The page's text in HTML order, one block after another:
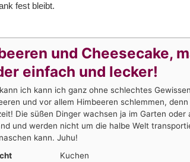
fest bleibt.
und Cheesecake,
einfach und lecker!
ich kann ich ganz ohne schlechtes
und vor allem Himbeeren schlemmen,
Die süßen Dinger wachsen ja im Garten oder
und werden nicht um die halbe Welt
kann. Juhu!
Kuchen